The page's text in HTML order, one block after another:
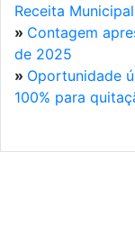
Receita Municipal
» Contagem
de 2025
» Oportunidade
100% para